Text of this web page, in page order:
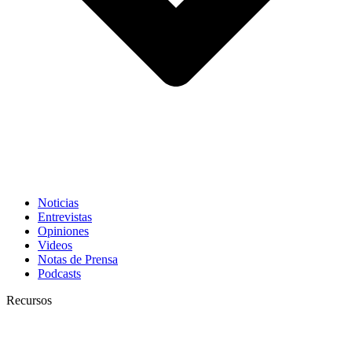
Noticias
Entrevistas
Opiniones
Videos
Notas de Prensa
Podcasts
Recursos